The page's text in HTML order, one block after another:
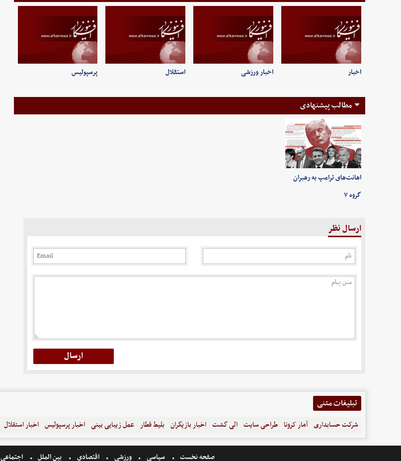
اخبار اخبار ورزشی استقلال پرسپولیس
مطالب پیشنهادی
اهانت‌های ترامپ به رهبران
گروه ۷
ارسال نظر
تبلیغات متنی
شرکت حسابداری آمار کرونا طراحی سایت الی گشت اخبار بازیگران بلیط قطار عمل زیبایی بینی اخبار پرسپولیس اخبار استقلال
صفحه نخست سیاسی ورزشی اقتصادی بین الملل اجتماعی